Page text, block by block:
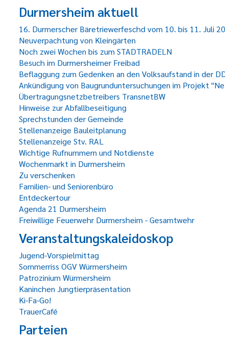
Durmersheim aktuell
16. Durmerscher Bäretriewerfeschd vom 10. bis 11. Juli
Neuverpachtung von Kleingärten
Noch zwei Wochen bis zum STADTRADELN
Besuch im Durmersheimer Freibad
Beflaggung zum Gedenken an den Volksaufstand in der
Ankündigung von Baugrunduntersuchungen im Projekt
Übertragungsnetzbetreibers TransnetBW
Hinweise zur Abfallbeseitigung
Sprechstunden der Gemeinde
Stellenanzeige Bauleitplanung
Stellenanzeige Stv. RAL
Wichtige Rufnummern und Notdienste
Wochenmarkt in Durmersheim
Zu verschenken
Familien- und Seniorenbüro
Entdeckertour
Agenda 21 Durmersheim
Freiwillige Feuerwehr Durmersheim - Gesamtwehr
Veranstaltungskaleidoskop
Jugend-Vorspielmittag
Sommerriss OGV Würmersheim
Patrozinium Würmersheim
Kaninchen Jungtierpräsentation
Ki-Fa-Go!
TrauerCafé
Parteien